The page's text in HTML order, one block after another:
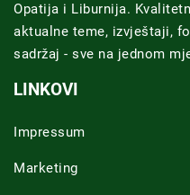
Opatija i Liburnija.
aktualne teme, izvještaji,
sadržaj - sve na jednom
LINKOVI
Impressum
Marketing